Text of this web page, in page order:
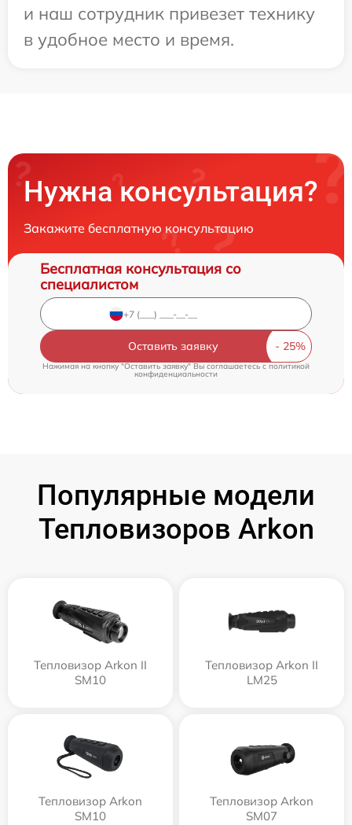
и наш сотрудник привезет технику
в удобное место и время.
Нужна консультация?
Закажите бесплатную консультацию
Бесплатная консультация со
специалистом
Оставить заявку
Нажимая на кнопку "Оставить заявку" Вы соглашаетесь c политикой
конфиденциальности
Популярные модели
Тепловизоров Arkon
Тепловизор Arkon II
SM10
Тепловизор Arkon II
LM25
Тепловизор Arkon
SM10
Тепловизор Arkon
SM07